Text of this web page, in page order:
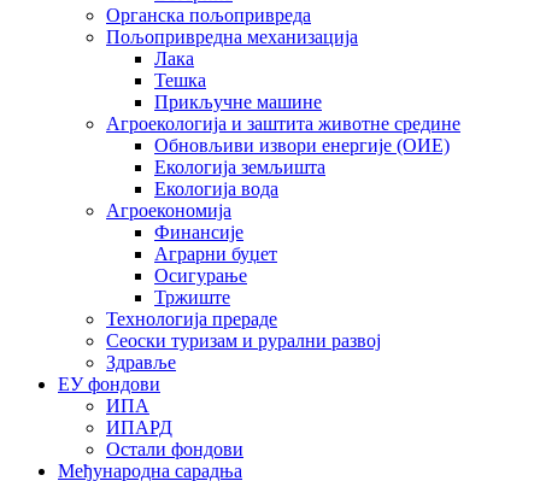
Органска пољопривреда
Пољопривредна механизација
Лака
Тешка
Прикључне машине
Агроекологија и заштита животне средине
Обновљиви извори енергије (ОИЕ)
Екологија земљишта
Екологија вода
Агроекономија
Финансије
Аграрни буџет
Осигурање
Тржиште
Технологија прераде
Сеоски туризам и рурални развој
Здравље
ЕУ фондови
ИПА
ИПАРД
Остали фондови
Међународна сарадња